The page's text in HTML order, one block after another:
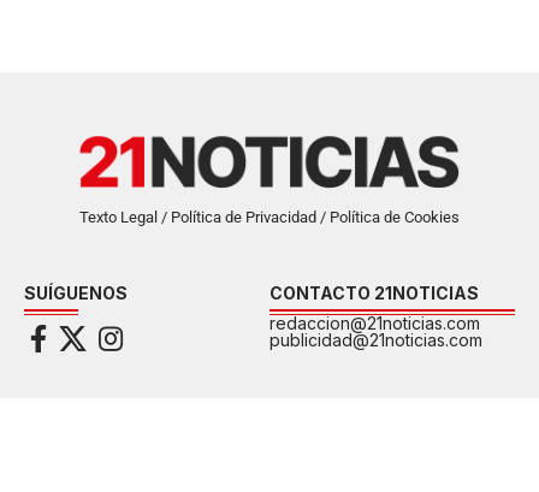
Texto Legal / Política de Privacidad / Política de Cookies
SUÍGUENOS
CONTACTO 21NOTICIAS
redaccion@21noticias.com
publicidad@21noticias.com